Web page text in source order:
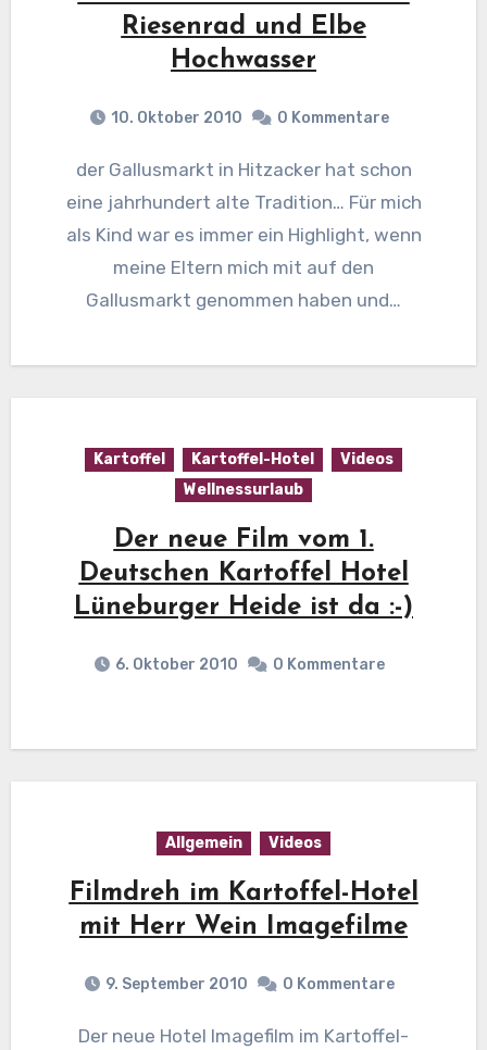
Riesenrad und Elbe
Hochwasser
10. Oktober 2010 0 Kommentare
der Gallusmarkt in Hitzacker hat schon
eine jahrhundert alte Tradition… Für mich
als Kind war es immer ein Highlight, wenn
meine Eltern mich mit auf den
Gallusmarkt genommen haben und…
Kartoffel Kartoffel-Hotel
Videos
Wellnessurlaub
Der neue Film vom 1.
Deutschen Kartoffel Hotel
Lüneburger Heide ist da :-)
6. Oktober 2010 0 Kommentare
Allgemein Videos
Filmdreh im Kartoffel-Hotel
mit Herr Wein Imagefilme
9. September 2010 0 Kommentare
Der neue Hotel Imagefilm im Kartoffel-